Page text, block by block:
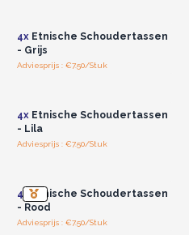
4xEtnische Schoudertassen
- Grijs
Adviesprijs : €7.50/Stuk
4xEtnische Schoudertassen
- Lila
Adviesprijs : €7.50/Stuk
4x Etnische Schoudertassen
- Rood
Adviesprijs : €7.50/Stuk